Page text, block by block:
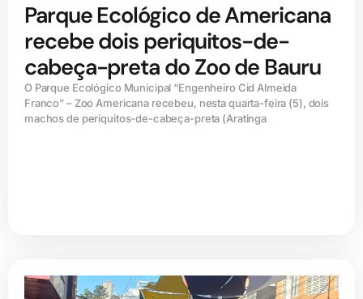
Parque Ecológico de Americana
recebe dois periquitos-de-
cabeça-preta do Zoo de Bauru
O Parque Ecológico Municipal “Engenheiro Cid Almeida
Franco” – Zoo Americana recebeu, nesta quarta-feira (5), dois
machos de periquitos-de-cabeça-preta (Aratinga